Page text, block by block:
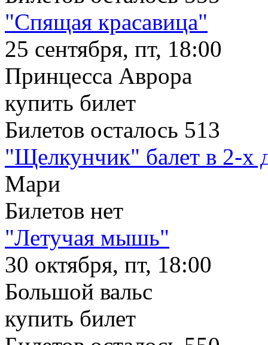
"Спящая красавица"
25 сентября, пт, 18:00
Принцесса Аврора
купить билет
Билетов осталось 513
"Щелкунчик" балет в 2-х
Мари
Билетов нет
"Летучая мышь"
30 октября, пт, 18:00
Большой вальс
купить билет